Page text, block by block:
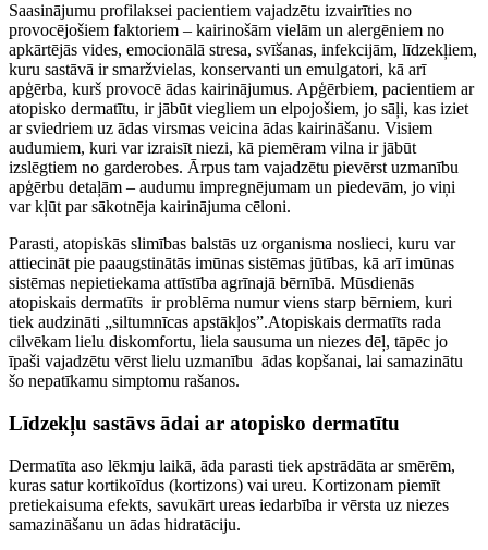
Saasinājumu profilaksei pacientiem vajadzētu izvairīties no
provocējošiem faktoriem – kairinošām vielām un alergēniem no
apkārtējās vides, emocionālā stresa, svīšanas, infekcijām, līdzekļiem,
kuru sastāvā ir smaržvielas, konservanti un emulgatori, kā arī
apģērba, kurš provocē ādas kairinājumus. Apģērbiem, pacientiem ar
atopisko dermatītu, ir jābūt viegliem un elpojošiem, jo sāļi, kas iziet
ar sviedriem uz ādas virsmas veicina ādas kairināšanu. Visiem
audumiem, kuri var izraisīt niezi, kā piemēram vilna ir jābūt
izslēgtiem no garderobes. Ārpus tam vajadzētu pievērst uzmanību
apģērbu detaļām – audumu impregnējumam un piedevām, jo viņi
var kļūt par sākotnēja kairinājuma cēloni.
Parasti, atopiskās slimības balstās uz organisma noslieci, kuru var
attiecināt pie paaugstinātās imūnas sistēmas jūtības, kā arī imūnas
sistēmas nepietiekama attīstība agrīnajā bērnībā. Mūsdienās
atopiskais dermatīts ir problēma numur viens starp bērniem, kuri
tiek audzināti „siltumnīcas apstākļos”.Atopiskais dermatīts rada
cilvēkam lielu diskomfortu, liela sausuma un niezes dēļ, tāpēc jo
īpaši vajadzētu vērst lielu uzmanību ādas kopšanai, lai samazinātu
šo nepatīkamu simptomu rašanos.
Līdzekļu sastāvs ādai ar atopisko dermatītu
Dermatīta aso lēkmju laikā, āda parasti tiek apstrādāta ar smērēm,
kuras satur kortikoīdus (kortizons) vai ureu. Kortizonam piemīt
pretiekaisuma efekts, savukārt ureas iedarbība ir vērsta uz niezes
samazināšanu un ādas hidratāciju.